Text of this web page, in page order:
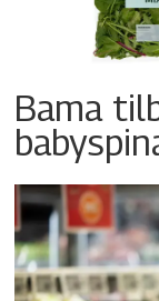
Bama